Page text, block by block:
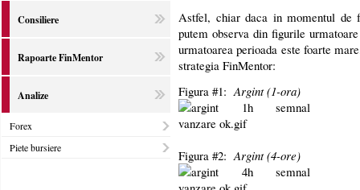
Consiliere
Rapoarte FinMentor
Analize
Forex
Piete bursiere
Astfel, chiar daca in momentul de
putem observa din figurile
urmatoarea perioada este foarte
strategia FinMentor:
Figura #1:Argint (1-ora)
Figura #2:Argint (4-ore)